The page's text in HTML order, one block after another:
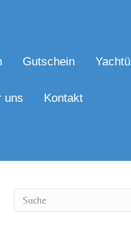
Gutschein
uns Kontakt